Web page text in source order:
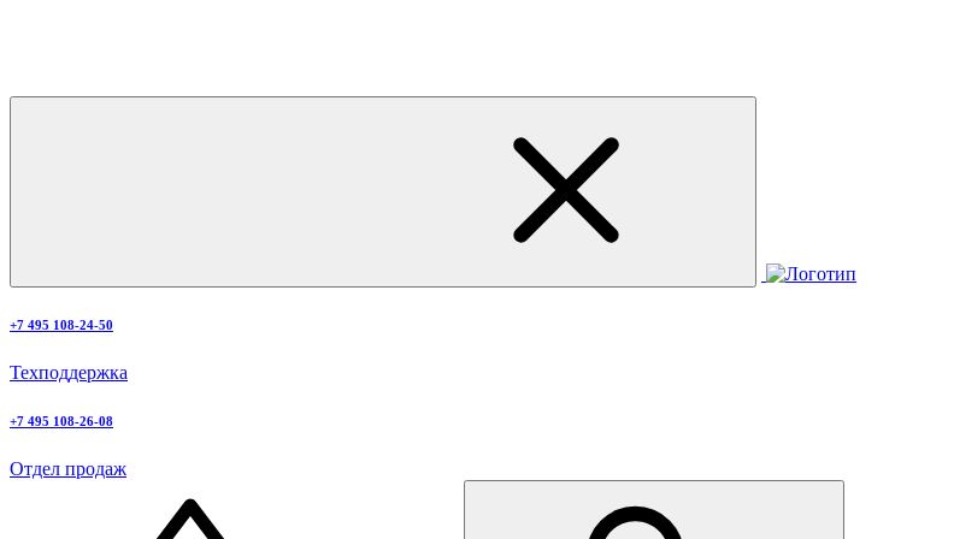
+7 495 108-24-50
Техподдержка
+7 495 108-26-08
Отдел продаж